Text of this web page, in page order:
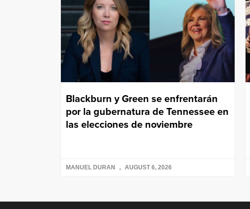
Blackburn y Green se enfrentarán
por la gubernatura de Tennessee en
las elecciones de noviembre
MANUEL DURAN AUGUST 6, 2026